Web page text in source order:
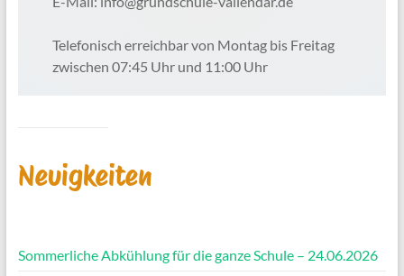
Telefonisch erreichbar von Montag bis Freitag
zwischen 07:45 Uhr und 11:00 Uhr
Neuigkeiten
Sommerliche Abkühlung für die ganze Schule – 24.06.2026